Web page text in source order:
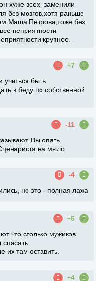
хуже всех, заменили
без мозгов,хотя раньше
Петрова,тоже без
неприятности
крупнее.
+7
учиться быть
в беду по собственной
-11
Вы опять
на мыло
-4
но это - полная лажа
+5
что столько мужиков
их там оставить.
+4